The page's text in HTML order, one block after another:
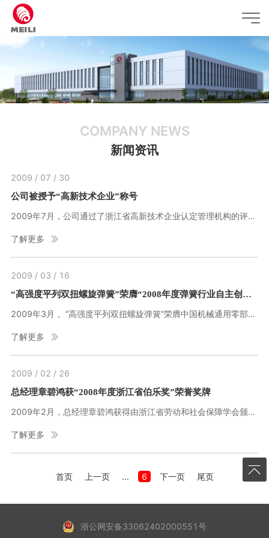
COMPANY NEWS
新闻资讯
2009 / 07 / 30
公司被授予“高新技术企业”称号
2009年7月，公司通过了浙江省高新技术企业认定管理机构的评审，被授予“高新技术企业”称号。
了解更多
2009 / 03 / 16
“高强度平列双扭螺旋弹簧”荣膺“2008年度弹簧行业自主创新优秀新产品优秀奖”
2009年3月， “高强度平列双扭螺旋弹簧”荣膺中国机械通用零部件工业协会颁发的“2008年度弹簧行业自主创新优秀新产品优秀奖”。
了解更多
2009 / 02 / 26
总经理章碧鸿获“2008年度浙江省伯乐奖”荣誉奖牌
2009年2月，总经理章碧鸿获得由浙江省劳动和社会保障学会颁发的“2008年度浙江省伯乐奖”荣誉奖牌。
了解更多
首页 上一页 ... 6 下一页 尾页
浙公网安备33062402000551号